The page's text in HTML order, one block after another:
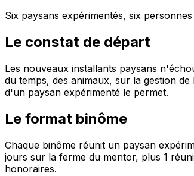
Six paysans expérimentés, six
Le constat de départ
Les nouveaux installants paysans
du temps, des animaux, sur la gestion
d'un paysan expérimenté le permet.
Le format binôme
Chaque binôme réunit un paysan
jours sur la ferme du mentor, plus 1
honoraires.